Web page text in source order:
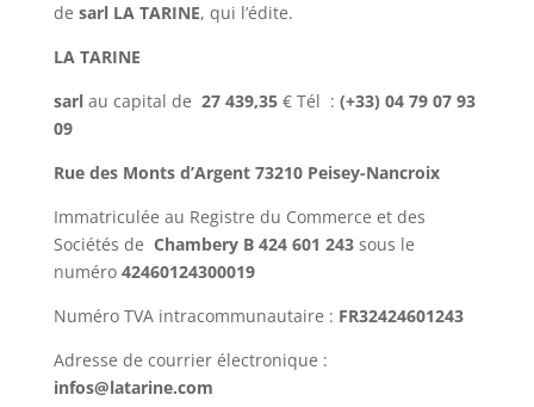
de sarl LA TARINE, qui l’édite.
LA TARINE
sarl au capital de 27 439,35 € Tél : (+33) 04 79 07 93
09
Rue des Monts d’Argent 73210 Peisey-Nancroix
Immatriculée au Registre du Commerce et des
Sociétés de Chambery B 424 601 243 sous le
numéro 42460124300019
Numéro TVA intracommunautaire : FR32424601243
Adresse de courrier électronique :
infos@latarine.com